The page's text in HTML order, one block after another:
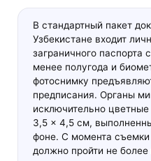
В стандартный пакет
Узбекистане входит
заграничного паспорта
менее полугода и
фотоснимку
предписания. Органы
исключительно
3,5 × 4,5 см,
фоне. С момента съемки
должно пройти не